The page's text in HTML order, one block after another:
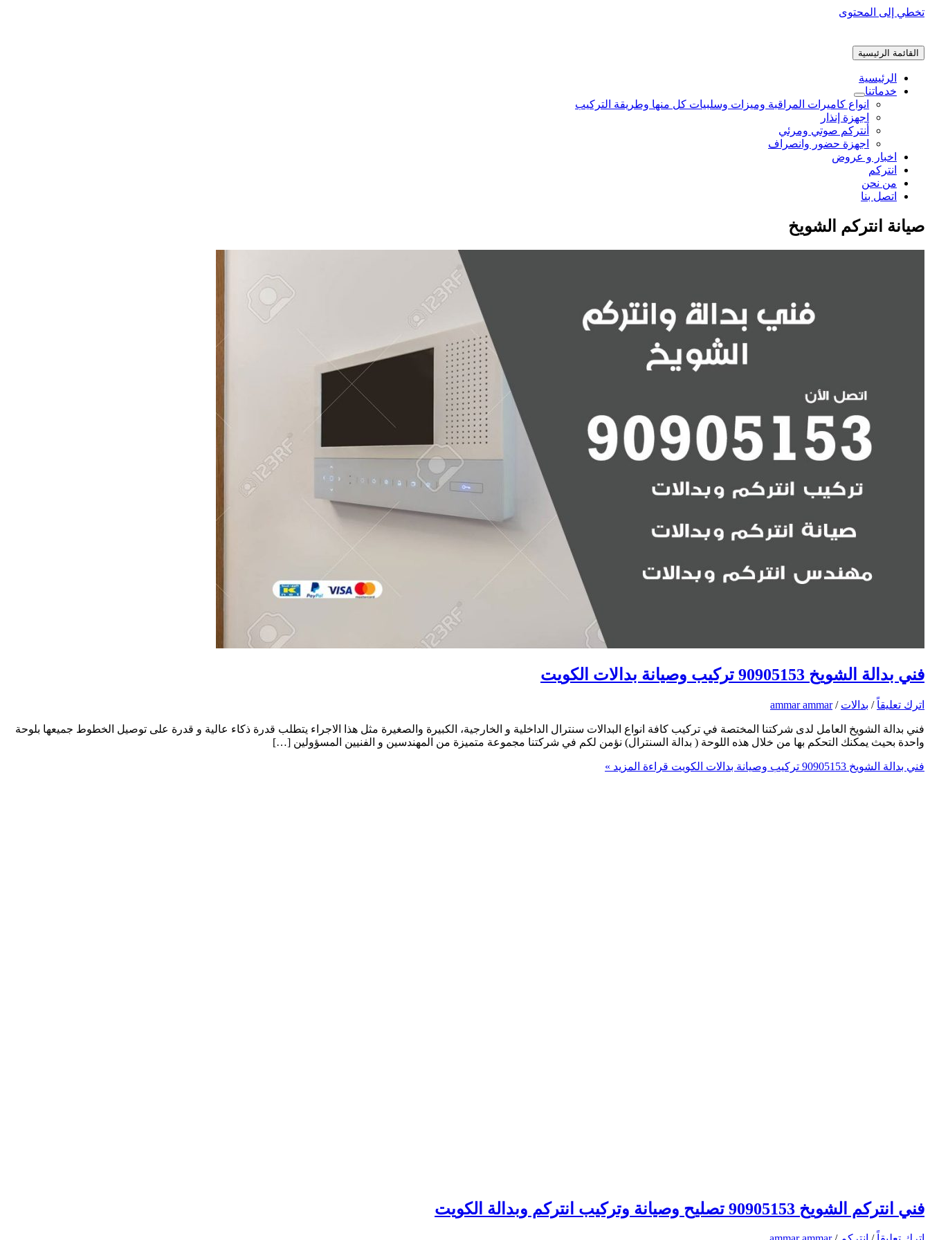
تخطي إلى المحتوى
القائمة الرئيسية
الرئيسية
خدماتنا
انواع كاميرات المراقبة وميزات وسلبيات كل منها وطريقة التركيب
اجهزة إنذار
أنتركم صوتي ومرئي
اجهزة حضور وانصراف
اخبار و عروض
انتركم
من نحن
اتصل بنا
صيانة انتركم الشويخ
فني بدالة الشويخ 90905153 تركيب وصيانة بدالات الكويت
اترك تعليقاً / بدالات /
ammar ammar
فني بدالة الشويخ العامل لدى شركتنا المختصة في تركيب كافة انواع البدالات سنترال الداخلية و الخارجية، الكبيرة والصغيرة مثل هذا الاجراء يتطلب قدرة ذكاء عالية و قدرة على توصيل الخطوط جميعها بلوحة
واحدة بحيث يمكنك التحكم بها من خلال هذه اللوحة ( بدالة السنترال) نؤمن لكم في شركتنا مجموعة متميزة من المهندسين و الفنيين المسؤولين […]
فني بدالة الشويخ 90905153 تركيب وصيانة بدالات الكويت قراءة المزيد »
فني انتركم الشويخ 90905153 تصليح وصيانة وتركيب انتركم وبدالة الكويت